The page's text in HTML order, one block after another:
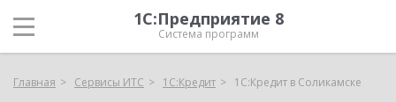
1С:Предприятие 8
Система программ
Главная Сервисы ИТС 1С:Кредит 1С:Кредит в Соликамске